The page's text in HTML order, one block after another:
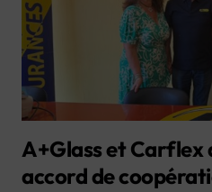
A+Glass et Carflex
accord de